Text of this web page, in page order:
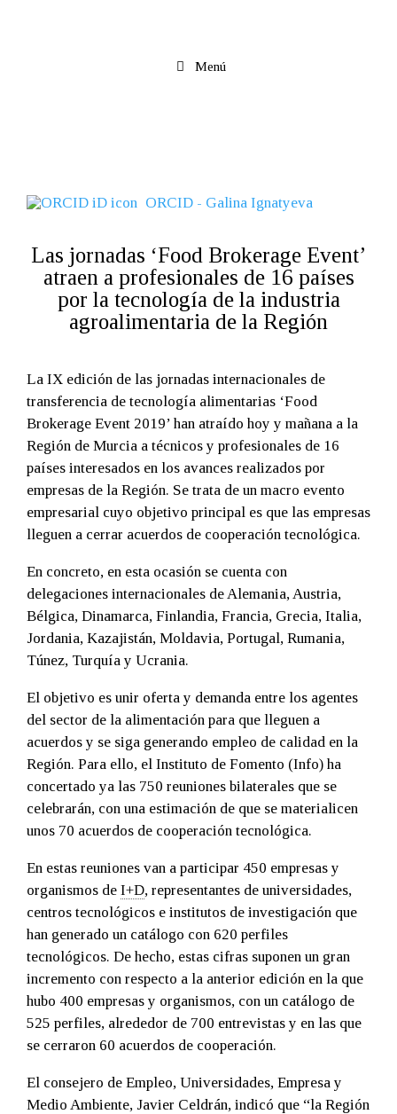
Menú
ORCID - Galina Ignatyeva
Las jornadas ‘Food Brokerage Event’
atraen a profesionales de 16 países
por la tecnología de la industria
agroalimentaria de la Región
La IX edición de las jornadas internacionales de
transferencia de tecnología alimentarias ‘Food
Brokerage Event 2019’ han atraído hoy y mañana a la
Región de Murcia a técnicos y profesionales de 16
países interesados en los avances realizados por
empresas de la Región. Se trata de un macro evento
empresarial cuyo objetivo principal es que las empresas
lleguen a cerrar acuerdos de cooperación tecnológica.
En concreto, en esta ocasión se cuenta con
delegaciones internacionales de Alemania, Austria,
Bélgica, Dinamarca, Finlandia, Francia, Grecia, Italia,
Jordania, Kazajistán, Moldavia, Portugal, Rumania,
Túnez, Turquía y Ucrania.
El objetivo es unir oferta y demanda entre los agentes
del sector de la alimentación para que lleguen a
acuerdos y se siga generando empleo de calidad en la
Región. Para ello, el Instituto de Fomento (Info) ha
concertado ya las 750 reuniones bilaterales que se
celebrarán, con una estimación de que se materialicen
unos 70 acuerdos de cooperación tecnológica.
En estas reuniones van a participar 450 empresas y
organismos de I+D, representantes de universidades,
centros tecnológicos e institutos de investigación que
han generado un catálogo con 620 perfiles
tecnológicos. De hecho, estas cifras suponen un gran
incremento con respecto a la anterior edición en la que
hubo 400 empresas y organismos, con un catálogo de
525 perfiles, alrededor de 700 entrevistas y en las que
se cerraron 60 acuerdos de cooperación.
El consejero de Empleo, Universidades, Empresa y
Medio Ambiente, Javier Celdrán, indicó que “la Región